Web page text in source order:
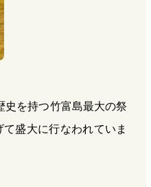
史を持つ竹富島最大の祭
盛大に行なわれていま